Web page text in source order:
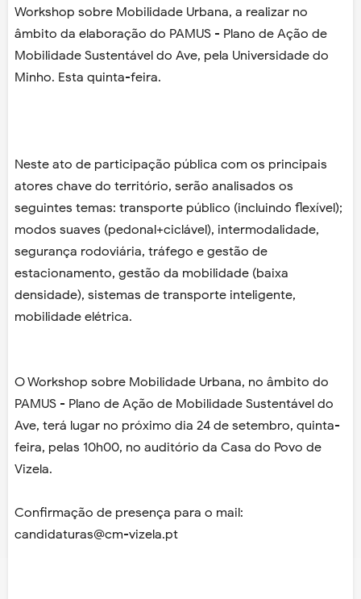
Workshop sobre Mobilidade Urbana, a realizar no
âmbito da elaboração do PAMUS - Plano de Ação de
Mobilidade Sustentável do Ave, pela Universidade do
Minho. Esta quinta-feira.
Neste ato de participação pública com os principais
atores chave do território, serão analisados os
seguintes temas: transporte público (incluindo flexível);
modos suaves (pedonal+ciclável), intermodalidade,
segurança rodoviária, tráfego e gestão de
estacionamento, gestão da mobilidade (baixa
densidade), sistemas de transporte inteligente,
mobilidade elétrica.
O Workshop sobre Mobilidade Urbana, no âmbito do
PAMUS - Plano de Ação de Mobilidade Sustentável do
Ave, terá lugar no próximo dia 24 de setembro, quinta-
feira, pelas 10h00, no auditório da Casa do Povo de
Vizela.
Confirmação de presença para o mail:
candidaturas@cm-vizela.pt